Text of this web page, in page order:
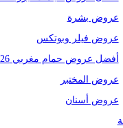
عروض بشرة
عروض فيلر وبوتكس
أفضل عروض حمام مغربي 2026
عروض المختبر
عروض أسنان